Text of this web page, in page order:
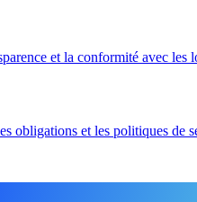
et la conformité avec les
obligations et les politiques de